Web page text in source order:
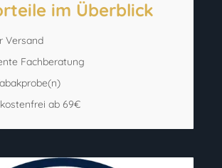
im Überblick
Versand
Fachberatung
ab 69€